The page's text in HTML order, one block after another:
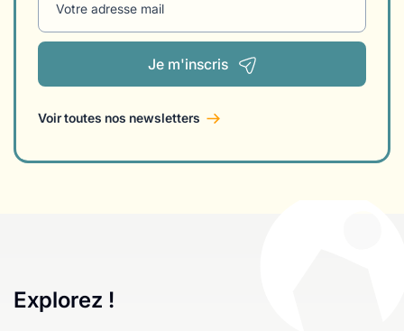
Votre adresse mail
Je m'inscris
Voir toutes nos newsletters
Explorez !